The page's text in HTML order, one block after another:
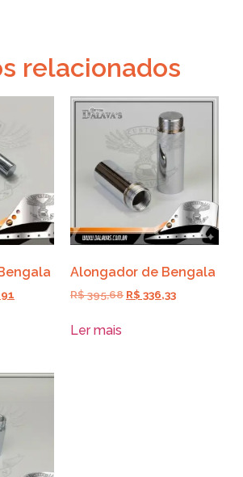
relacionados
Alongador de Bengala
R$395,68 R$ 336,33
Ler mais